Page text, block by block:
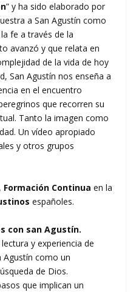
” y ha sido elaborado por
a San Agustín como
fe a través de la
avanzó y que relata en
de la vida de hoy
San Agustín nos enseña a
en el encuentro
que recorren su
Tanto la imagen como
Un vídeo apropiado
y otros grupos
, Formación Continua en la
españoles.
con san Agustín.
y experiencia de
Agustín como un
de Dios.
que implican un